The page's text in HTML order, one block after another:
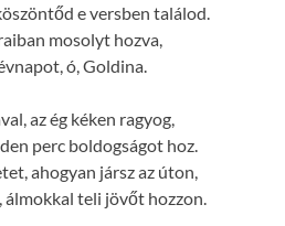
e versben találod.
mosolyt hozva,
ó, Goldina.
az ég kéken ragyog,
perc boldogságot hoz.
ahogyan jársz az úton,
álmokkal teli jövőt hozzon.